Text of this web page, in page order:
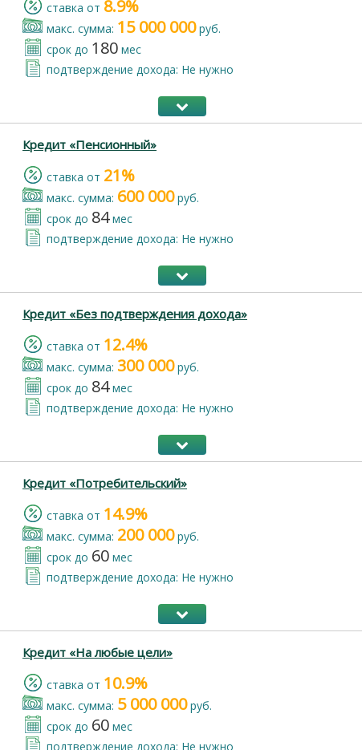
cтавка от 8.9%
макс. сумма: 15 000 000руб.
срок до 180 мес
подтверждение дохода: Не нужно
Кредит «Пенсионный»
cтавка от 21%
макс. сумма: 600 000руб.
срок до 84мес
подтверждение дохода: Не нужно
Кредит «Без подтверждения дохода»
cтавка от 12.4%
макс. сумма: 300 000руб.
срок до 84мес
подтверждение дохода: Не нужно
Кредит «Потребительский»
cтавка от 14.9%
макс. сумма: 200 000руб.
срок до 60 мес
подтверждение дохода: Не нужно
Кредит «На любые цели»
cтавка от 10.9%
макс. сумма: 5 000 000руб.
срок до 60 мес
подтверждение дохода: Не нужно